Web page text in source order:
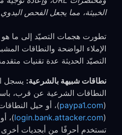
الخبيثة، مما يجعل الفحص
تطورت هجمات التصيّد إلى ما هو
الإملاء الواضحة والنطاقات
التصيّد الحديثة عدة تقنيات
نطاقات شبيهة بالشرعية: يسجل
النطاقات الشرعية عن قرب،
(
paypa1.com)، أو حيل
(
login.bank.attacker.com)،
تستخدم أحرفًا من أبجديات